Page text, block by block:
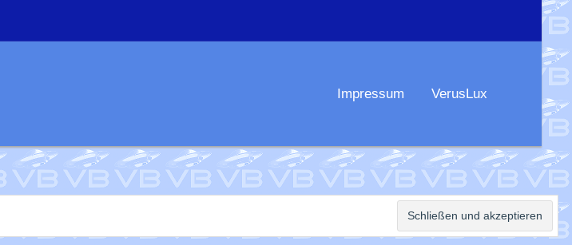
Impressum VerusLux